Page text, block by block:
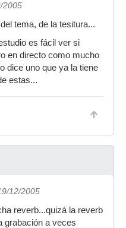
2005
tema, de la tesitura...
es fácil ver si
en directo como mucho
dice uno que ya la tiene
estas...
12/2005
reverb...quizá la reverb
grabación a veces